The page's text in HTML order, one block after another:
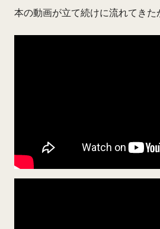
本の動画が立て続けに流れてきた